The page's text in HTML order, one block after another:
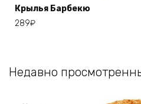
Крылья Барбекю
289₽
Недавно